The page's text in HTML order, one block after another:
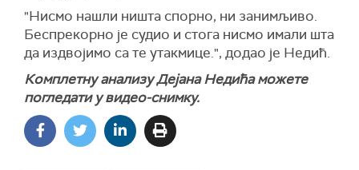
"Нисмо нашли ништа спорно, ни занимљиво.
Беспрекорно је судио и стога нисмо имали шта
да издвојимо са те утакмице.", додао је Недић.
Комплетну анализу Дејана Недића можете
погледати у видео-снимку.